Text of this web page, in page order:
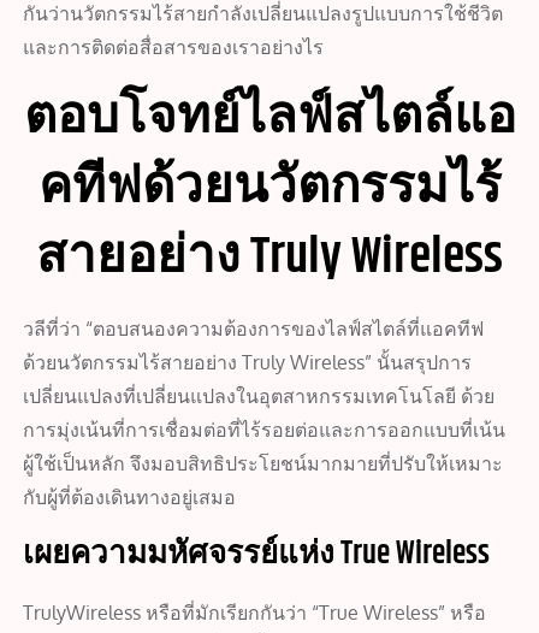
กันว่านวัตกรรมไร้สายกำลังเปลี่ยนแปลงรูปแบบการใช้ชีวิต
และการติดต่อสื่อสารของเราอย่างไร
ตอบโจทย์ไลฟ์สไตล์แอ
คทีฟด้วยนวัตกรรมไร้
สายอย่าง Truly Wireless
วลีที่ว่า “ตอบสนองความต้องการของไลฟ์สไตล์ที่แอคทีฟ
ด้วยนวัตกรรมไร้สายอย่าง Truly Wireless” นั้นสรุปการ
เปลี่ยนแปลงที่เปลี่ยนแปลงในอุตสาหกรรมเทคโนโลยี ด้วย
การมุ่งเน้นที่การเชื่อมต่อที่ไร้รอยต่อและการออกแบบที่เน้น
ผู้ใช้เป็นหลัก จึงมอบสิทธิประโยชน์มากมายที่ปรับให้เหมาะ
กับผู้ที่ต้องเดินทางอยู่เสมอ
เผยความมหัศจรรย์แห่ง True Wireless
TrulyWireless หรือที่มักเรียกกันว่า “True Wireless” หรือ